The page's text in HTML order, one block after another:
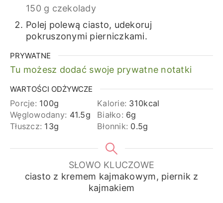
150 g czekolady
Polej polewą ciasto, udekoruj
pokruszonymi pierniczkami.
PRYWATNE
Tu możesz dodać swoje prywatne notatki
WARTOŚCI ODŻYWCZE
Porcje: 100g Kalorie: 310kcal
Węglowodany: 41.5g Białko: 6g
Tłuszcz: 13g Błonnik: 0.5g
SŁOWO KLUCZOWE
ciasto z kremem kajmakowym, piernik z
kajmakiem